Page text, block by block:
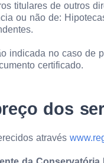
titulares de outros
ou não de:
indicada no caso de
certificado.
dos
através